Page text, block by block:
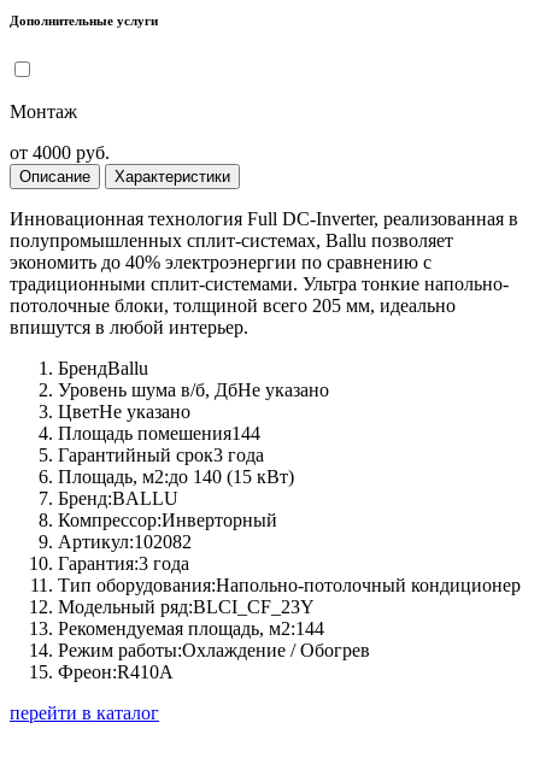
Дополнительные услуги
Монтаж
от 4000 руб.
Описание Характеристики
Инновационная технология Full DC-Inverter, реализованная в
полупромышленных сплит-системах, Ballu позволяет
экономить до 40% электроэнергии по сравнению с
традиционными сплит-системами. Ультра тонкие напольно-
потолочные блоки, толщиной всего 205 мм, идеально
впишутся в любой интерьер.
БрендBallu
Уровень шума в/б, ДбНе указано
ЦветНе указано
Площадь помешения144
Гарантийный срок3 года
Площадь, м2:до 140 (15 кВт)
Бренд:BALLU
Компрессор:Инверторный
Артикул:102082
Гарантия:3 года
Тип оборудования:Напольно-потолочный кондиционер
Модельный ряд:BLCI_CF_23Y
Рекомендуемая площадь, м2:144
Режим работы:Охлаждение / Обогрев
Фреон:R410A
перейти в каталог